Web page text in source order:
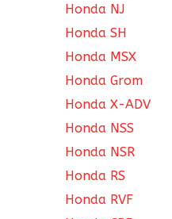
Honda NJ
Honda SH
Honda MSX
Honda Grom
Honda X-ADV
Honda NSS
Honda NSR
Honda RS
Honda RVF